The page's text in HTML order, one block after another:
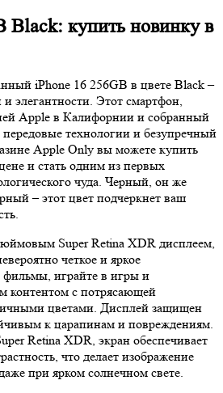
Black: купить новинку в
iPhone 16 256GB в цвете Black –
элегантности. Этот смартфон,
Apple в Калифорнии и собранный
передовые технологии и безупречный
Apple Only вы можете купить
и стать одним из первых
чуда. Черный, он же
– этот цвет подчеркнет ваш
Super Retina XDR дисплеем,
четкое и яркое
играйте в игры и
контентом с потрясающей
цветами. Дисплей защищен
к царапинам и повреждениям.
Retina XDR, экран обеспечивает
что делает изображение
при ярком солнечном свете.